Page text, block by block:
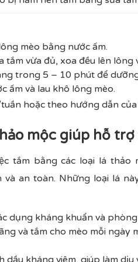
mèo bằng nước ấm.
tắm vừa đủ, xoa đều lên lông
trong 5 – 10 phút để
ấm và lau khô lông mèo.
hoặc theo hướng dẫn của
mộc giúp hỗ
tắm bằng các loại lá
an toàn. Những loại lá
dụng kháng khuẩn và
và tắm cho mèo mỗi
dầu kháng viêm, giúp làm